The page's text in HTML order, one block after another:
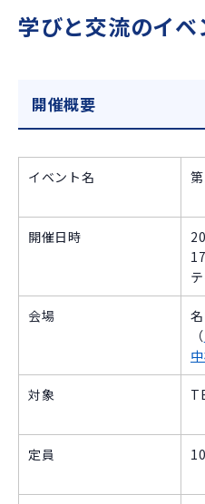
学びと交流のイベ
開催概要
イベント名
開催日時
会場
（
対象
定員